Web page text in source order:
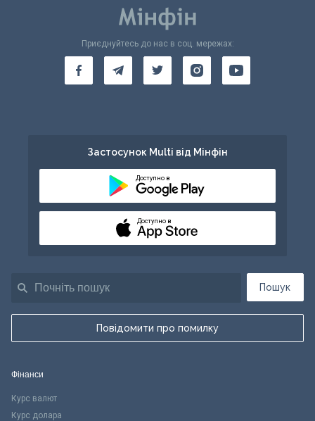
Пошук
Повідомити про помилку
Приєднуйтесь до нас в соц. мережах:
Застосунок Multi від Мінфін
Доступно в
Доступно в
Фінанси
Курс валют
Курс долара